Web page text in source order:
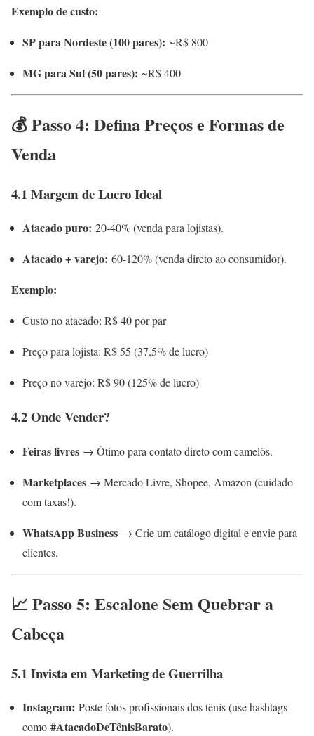
Exemplo de custo:
SP para Nordeste (100 pares): ~R$ 800
MG para Sul (50 pares): ~R$ 400
💰 Passo 4: Defina Preços e Formas de
Venda
4.1 Margem de Lucro Ideal
Atacado puro: 20-40% (venda para lojistas).
Atacado + varejo: 60-120% (venda direto ao consumidor).
Exemplo:
Custo no atacado: R$ 40 por par
Preço para lojista: R$ 55 (37,5% de lucro)
Preço no varejo: R$ 90 (125% de lucro)
4.2 Onde Vender?
Feiras livres → Ótimo para contato direto com camelôs.
Marketplaces → Mercado Livre, Shopee, Amazon (cuidado
com taxas!).
WhatsApp Business → Crie um catálogo digital e envie para
clientes.
📈 Passo 5: Escalone Sem Quebrar a
Cabeça
5.1 Invista em Marketing de Guerrilha
Instagram: Poste fotos profissionais dos tênis (use hashtags
como #AtacadoDeTênisBarato).